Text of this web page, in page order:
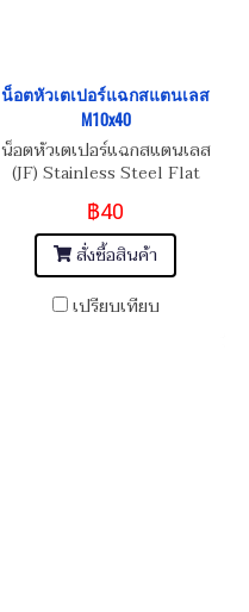
น็อตหัวเตเปอร์แฉกสแตนเลส
M10x40
น็อตหัวเตเปอร์แฉกสแตนเลส
(JF) Stainless Steel Flat
Phillip Taper Head Screw
M10x1.5x40
฿40
สั่งซื้อสินค้า
เปรียบเทียบ